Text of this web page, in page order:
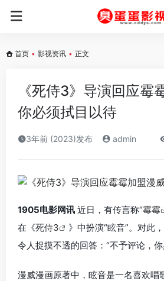
首页 • 影视资讯 • 正文
《死侍3》导演回应霉
你必须拭目以待
3年前 (2023)发布 admin
1905电影网讯 近日，有传言称“霉霉
在《死侍3
》中扮演“眩音”。对此
令人捉摸不透的回答：“不予评论，
漫威漫画原著中，眩音是一名喜欢唱